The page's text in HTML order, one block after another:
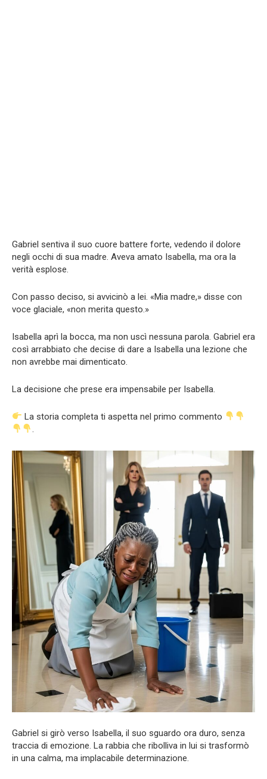
Gabriel sentiva il suo cuore battere forte, vedendo il dolore
negli occhi di sua madre. Aveva amato Isabella, ma ora la
verità esplose.
Con passo deciso, si avvicinò a lei. «Mia madre,» disse con
voce glaciale, «non merita questo.»
Isabella aprì la bocca, ma non uscì nessuna parola. Gabriel era
così arrabbiato che decise di dare a Isabella una lezione che
non avrebbe mai dimenticato.
La decisione che prese era impensabile per Isabella.
La storia completa ti aspetta nel primo commento
.
Gabriel si girò verso Isabella, il suo sguardo ora duro, senza
traccia di emozione. La rabbia che ribolliva in lui si trasformò
in una calma, ma implacabile determinazione.